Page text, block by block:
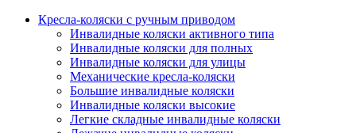
Кресла-коляски с ручным приводом
Инвалидные коляски активного типа
Инвалидные коляски для полных
Инвалидные коляски для улицы
Механические кресла-коляски
Большие инвалидные коляски
Инвалидные коляски высокие
Легкие складные инвалидные коляски